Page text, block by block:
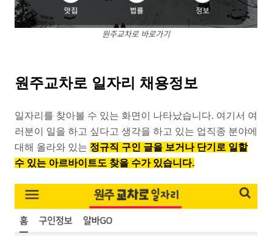
원주교차로 바로가기
원주교차로 일자리 채용정보
일자리를 찾아볼 수 있는 화면이 나타났습니다. 여기서 여
러분이 일을 하고 싶다고 생각을 하고 있는 업직종 분야에
대해 올라와 있는 정규직 구인 글을 보거나 단기로 일할
수 있는 아르바이트도 찾을 수가 있습니다.